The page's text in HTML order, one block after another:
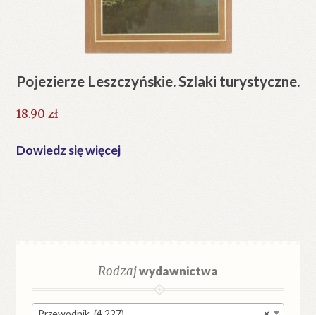
Pojezierze Leszczyńskie. Szlaki turystyczne.
18.90 zł
Dowiedz się więcej
Rodzajwydawnictwa